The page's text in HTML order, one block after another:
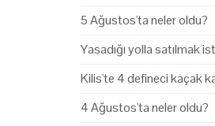
5 Ağustos'ta neler oldu?
Yasadığı yolla satılmak
Kilis'te 4 defineci kaçak
4 Ağustos'ta neler oldu?